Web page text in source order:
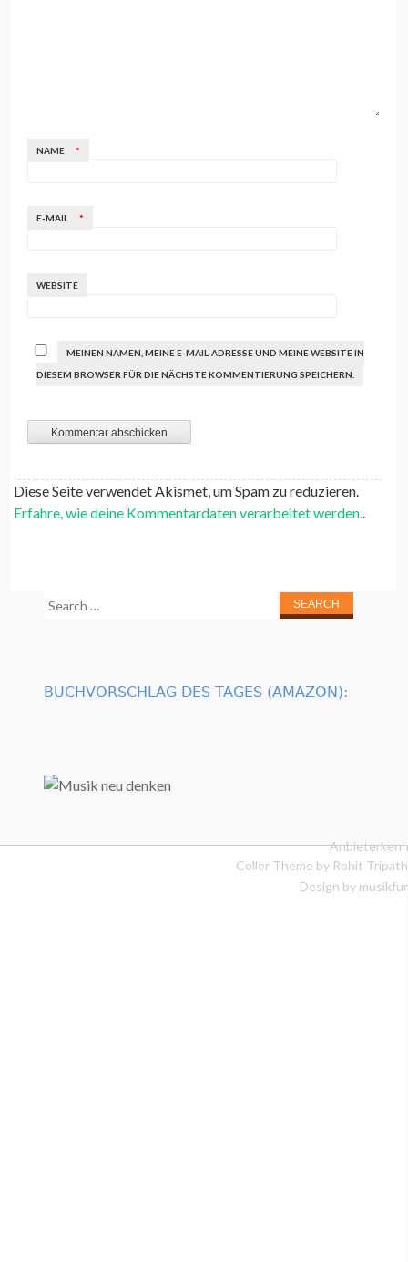
NAME *
E-MAIL *
WEBSITE
MEINEN NAMEN, MEINE E-MAIL-ADRESSE UND MEINE WEBSITE IN
DIESEM BROWSER FÜR DIE NÄCHSTE KOMMENTIERUNG SPEICHERN.
Diese Seite verwendet Akismet, um Spam zu reduzieren.
Erfahre, wie deine Kommentardaten verarbeitet werden..
Search
BUCHVORSCHLAG DES TAGES (AMAZON):
Coller Theme by Rohit
Design by